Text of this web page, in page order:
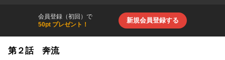
会員登録（初回）で
50pt プレゼント！
新規会員登録する
第２話 奔流